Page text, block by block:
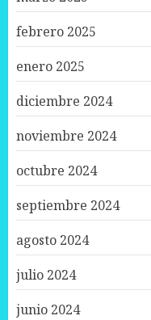
febrero 2025
enero 2025
diciembre 2024
noviembre 2024
octubre 2024
septiembre 2024
agosto 2024
julio 2024
junio 2024